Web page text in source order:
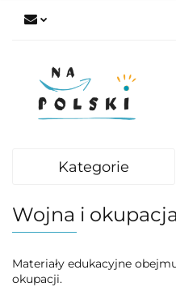
Kategorie
Wojna i okupacja
Materiały edukacyjne
okupacji.